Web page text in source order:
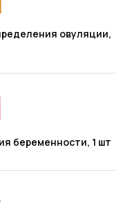
овуляции,
беременности, 1 шт